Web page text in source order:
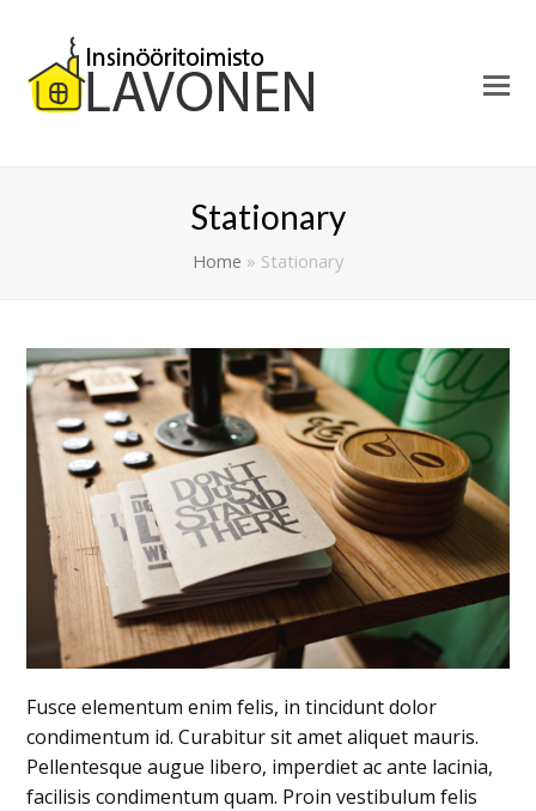
Stationary
Home » Stationary
Fusce elementum enim felis, in tincidunt dolor
condimentum id. Curabitur sit amet aliquet mauris.
Pellentesque augue libero, imperdiet ac ante lacinia,
facilisis condimentum quam. Proin vestibulum felis